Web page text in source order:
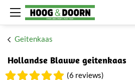
Geitenkaas
Hollandse Blauwe geitenkaas
(6 reviews)